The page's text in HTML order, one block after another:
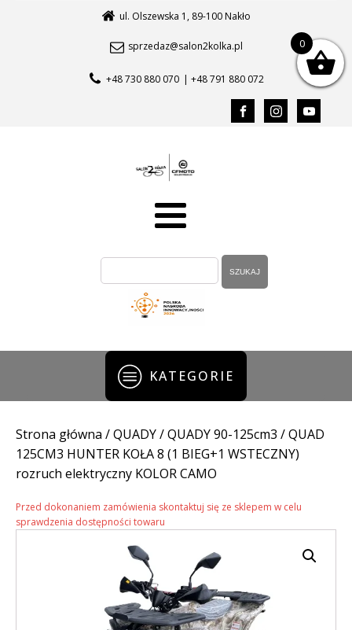
ul. Olszewska 1, 89-100 Nakło
sprzedaz@salon2kolka.pl
+48 730 880 070 | +48 791 880 072
KATEGORIE
Strona główna /QUADY/QUADY 90-125cm3 / QUAD
125CM3 HUNTER KOŁA 8 (1 BIEG+1 WSTECZNY)
rozruch elektryczny KOLOR CAMO
Przed dokonaniem zamówienia skontaktuj się ze sklepem w celu
sprawdzenia dostępności towaru
0